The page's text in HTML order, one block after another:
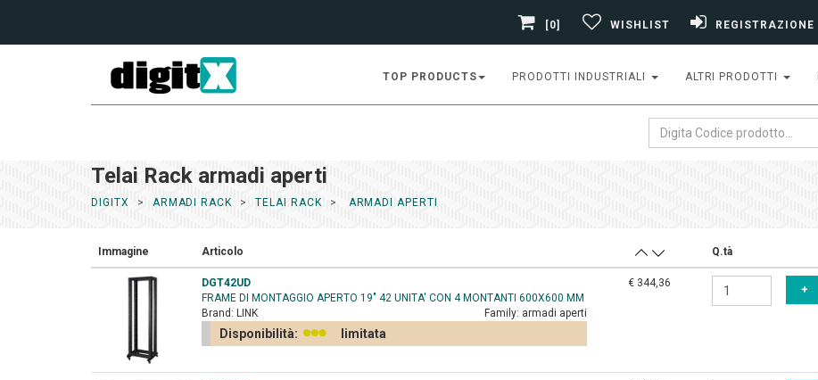
[0] WISHLIST REGISTRAZIONE
TOP PRODUCTS PRODOTTI INDUSTRIALI ALTRI PRODOTTI
Telai Rack armadi aperti
DIGITX ARMADI RACK TELAI RACK ARMADI APERTI
Immagine Articolo Q.tà
DGT42UD
FRAME DI MONTAGGIO APERTO 19" 42 UNITA' CON 4 MONTANTI 600X600 MM
Brand: LINK Family: armadi aperti
Disponibilità: limitata
€ 344,36